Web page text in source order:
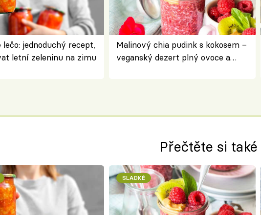
lečo: jednoduchý recept,
letní zeleninu na zimu
Malinový chia pudink s kokosem –
veganský dezert plný ovoce a
Přečtěte si také
SLADKÉ